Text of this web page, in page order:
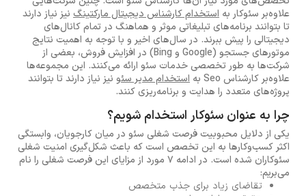
علاوه‌بر سئوکار به استخدام کارشناس دیجیتال مارکتینگ نیز نیاز دارند
تا بتوانند برنامه‌های تبلیغاتی موثر و هماهنگ در تمام کانال‌های
دیجیتالی را پیش ببرند. در سال‌های اخیر و با توجه به اهمیت نتایج
موتورهای جستجو (Google و Bing) در افزایش فروش، بعضی از
شرکت‌ها به طور تخصصی خدمات سئو ارائه می‌کنند. این مجموعه‌ها
علاوه‌بر کارشناس Seo به
استخدام مدیر سئو نیز نیاز دارند تا بتوانند
پروژه‌های متعدد را هدایت و برنامه‌ریزی کنند.
چرا به عنوان سئوکار استخدام شویم؟
یکی از دلایل محبوبیت فرصت شغلی سئو در میان کارجویان، وابستگی
اکثر کسب‌وکارها به این تخصص است که باعث شکل‌گیری امنیت شغلی
سئوکاران شده است. در ادامه 7 مورد از مزایای این فرصت شغلی را نام
می‌بریم:
تقاضای زیاد برای جذب متخصص